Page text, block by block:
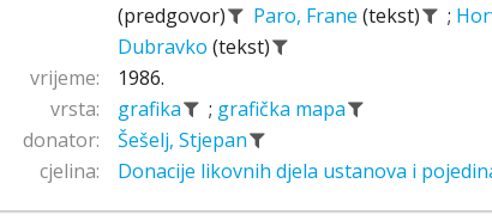
(predgovor)
Paro, Frane (tekst) ;
Dubravko (tekst)
vrijeme:
1986.
vrsta:
grafika ; grafička mapa
donator:
Šešelj, Stjepan
cjelina:
Donacije likovnih djela ustanova i